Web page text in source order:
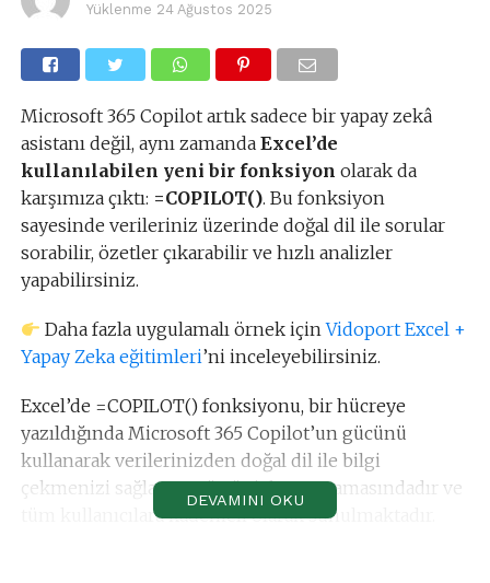
Yüklenme 24 Ağustos 2025
Microsoft 365 Copilot artık sadece bir yapay zekâ
asistanı değil, aynı zamanda Excel’de
kullanılabilen yeni bir fonksiyon olarak da
karşımıza çıktı: =COPILOT(). Bu fonksiyon
sayesinde verileriniz üzerinde doğal dil ile sorular
sorabilir, özetler çıkarabilir ve hızlı analizler
yapabilirsiniz.
Daha fazla uygulamalı örnek içinVidoport Excel +
Yapay Zeka eğitimleri’ni inceleyebilirsiniz.
Excel’de =COPILOT() fonksiyonu, bir hücreye
yazıldığında Microsoft 365 Copilot’un gücünü
kullanarak verilerinizden doğal dil ile bilgi
çekmenizi sağlar. Henüz önizleme aşamasındadır ve
tüm kullanıcılara kademeli olarak sunulmaktadır.
DEVAMINI OKU